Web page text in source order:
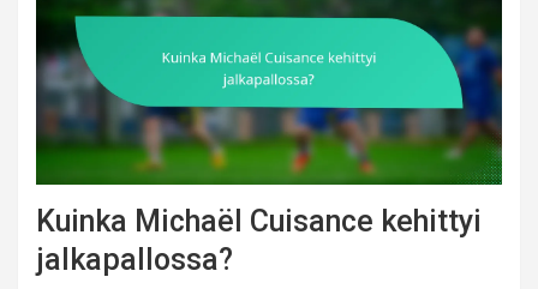
Kuinka Michaël Cuisance kehittyi
jalkapallossa?